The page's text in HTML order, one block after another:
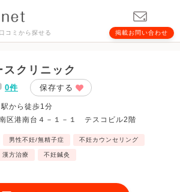
コミから探せる 掲載お問い合わせ
クリニック
0件 保存する
から徒歩1分
区港南台４－１－１ テスコビル2階
男性不妊/無精子症 不妊カウンセリング
漢方治療 不妊鍼灸